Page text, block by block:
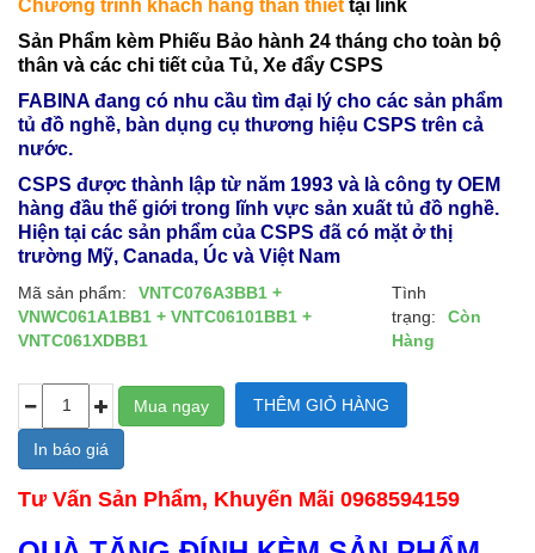
Chương trình khách hàng thân thiết tại link
Sản Phẩm kèm Phiếu Bảo hành 24 tháng cho toàn bộ
thân và các chi tiết của Tủ, Xe đẩy CSPS
FABINA đang có nhu cầu tìm đại lý cho các sản phẩm
tủ đồ nghề, bàn dụng cụ thương hiệu CSPS trên cả
nước.
CSPS được thành lập từ năm 1993 và là công ty OEM
hàng đầu thế giới trong lĩnh vực sản xuất tủ đồ nghề.
Hiện tại các sản phẩm của CSPS đã có mặt ở thị
trường Mỹ, Canada, Úc và Việt Nam
Mã sản phẩm:
VNTC076A3BB1 +
VNWC061A1BB1 + VNTC06101BB1 +
VNTC061XDBB1
Tình
trạng:
Còn
Hàng
In báo giá
Tư Vấn Sản Phẩm, Khuyến Mãi 0968594159